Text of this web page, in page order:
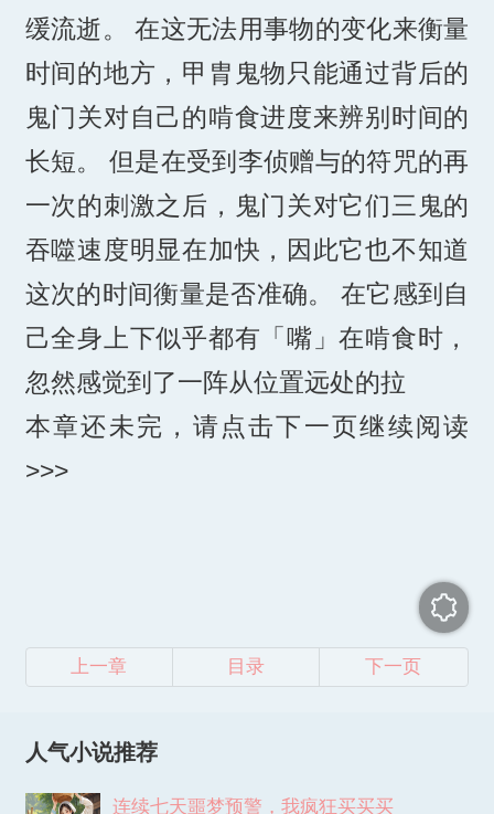
缓流逝。 在这无法用事物的变化来衡量
时间的地方，甲胄鬼物只能通过背后的
鬼门关对自己的啃食进度来辨别时间的
长短。 但是在受到李侦赠与的符咒的再
一次的刺激之后，鬼门关对它们三鬼的
吞噬速度明显在加快，因此它也不知道
这次的时间衡量是否准确。 在它感到自
己全身上下似乎都有「嘴」在啃食时，
忽然感觉到了一阵从位置远处的拉
本章还未完，请点击下一页继续阅读
>>>
上一章 目录 下一页
人气小说推荐
连续七天噩梦预警，我疯狂买买买